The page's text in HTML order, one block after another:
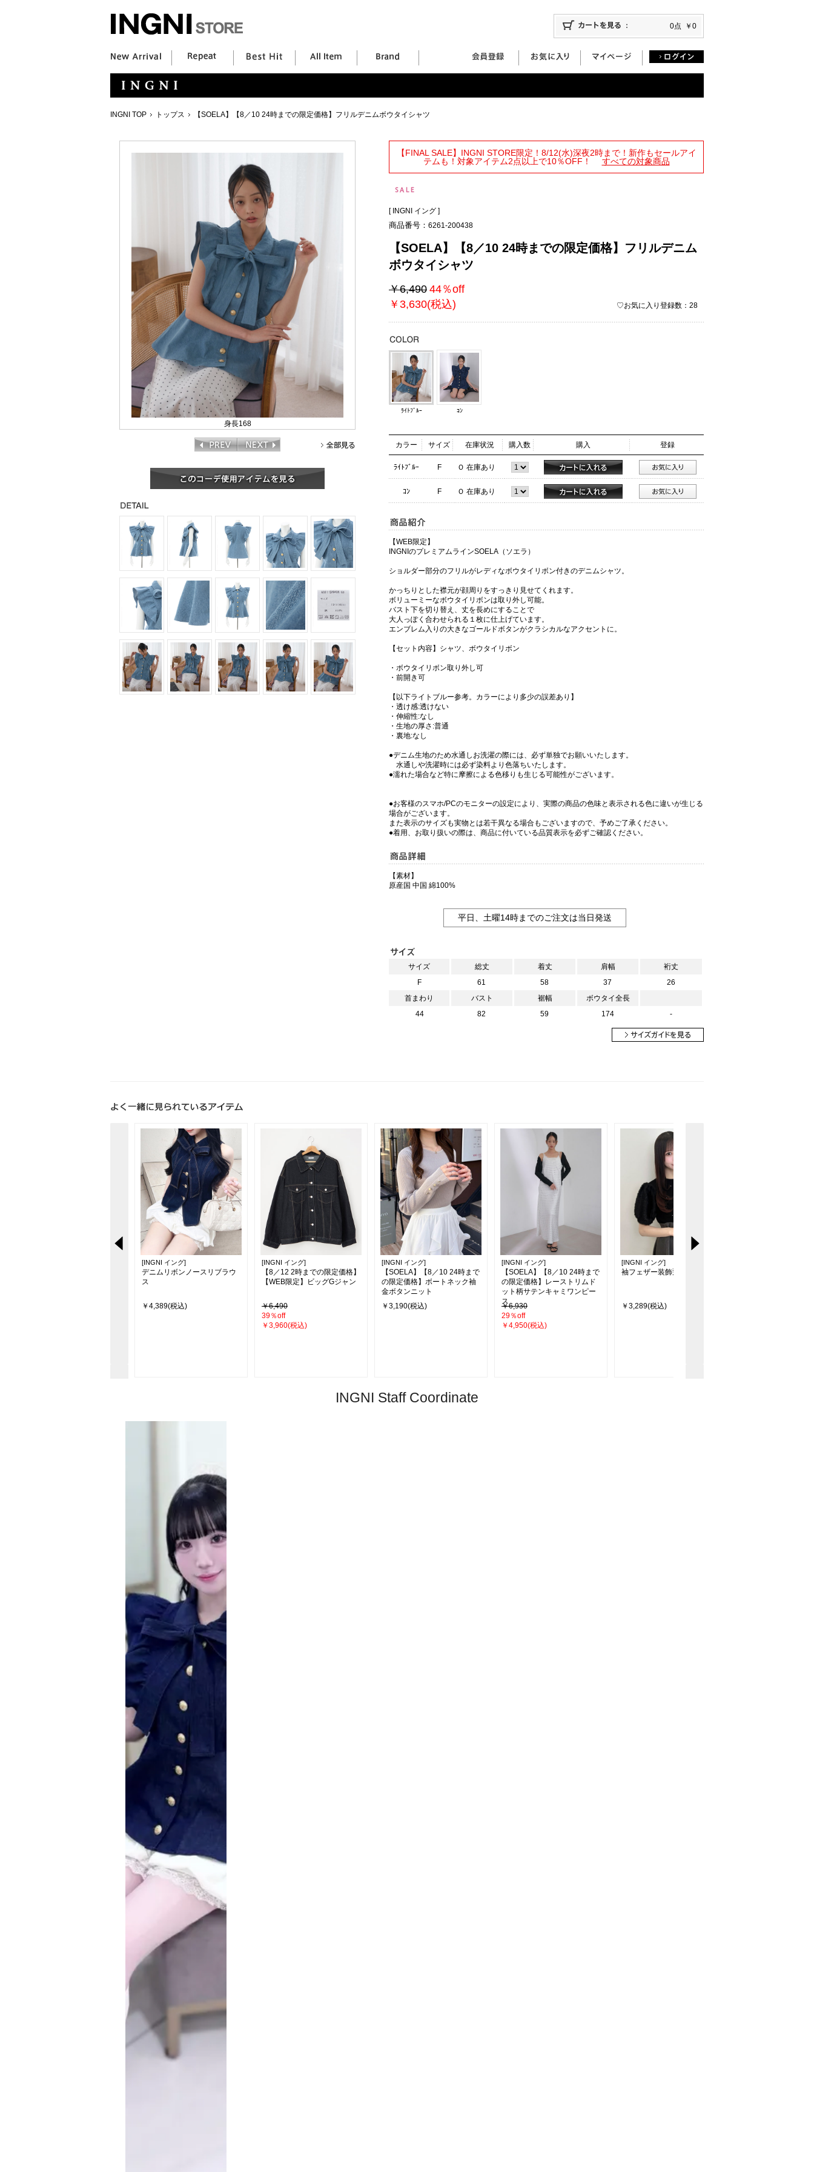
0点 ￥0
INGNI TOP トップス 【SOELA】【8／10 24時までの限定価格】フリルデニムボウタイシャツ
身長168
【FINAL SALE】INGNI STORE限定！8/12(水)深夜2時まで！新作もセールアイ
テムも！対象アイテム2点以上で10％OFF！
すべての対象商品
[ INGNI イング ]
商品番号： 6261-200438
【SOELA】【8／10 24時までの限定価格】フリルデニム
ボウタイシャツ
￥6,490 44％off
￥3,630(税込)
♡お気に入り登録数：28
ﾗｲﾄﾌﾞﾙｰ ｺﾝ
カラー サイズ 在庫状況 購入数 購入 登録
ﾗｲﾄﾌﾞﾙｰ F Ｏ 在庫あり
ｺﾝ F Ｏ 在庫あり
【WEB限定】
INGNIのプレミアムラインSOELA（ソエラ）
ショルダー部分のフリルがレディなボウタイリボン付きのデニムシャツ。
かっちりとした襟元が顔周りをすっきり見せてくれます。
ボリューミーなボウタイリボンは取り外し可能。
バスト下を切り替え、丈を長めにすることで
大人っぽく合わせられる１枚に仕上げています。
エンブレム入りの大きなゴールドボタンがクラシカルなアクセントに。
【セット内容】シャツ、ボウタイリボン
・ボウタイリボン取り外し可
・前開き可
【以下ライトブルー参考。カラーにより多少の誤差あり】
・透け感:透けない
・伸縮性:なし
・生地の厚さ:普通
・裏地:なし
●デニム生地のため水通しお洗濯の際には、必ず単独でお願いいたします。
水通しや洗濯時には必ず染料より色落ちいたします。
●濡れた場合など特に摩擦による色移りも生じる可能性がございます。
●お客様のスマホ/PCのモニターの設定により、実際の商品の色味と表示される色に違いが生じる
場合がございます。
また表示のサイズも実物とは若干異なる場合もございますので、予めご了承ください。
●着用、お取り扱いの際は、商品に付いている品質表示を必ずご確認ください。
【素材】
原産国 中国 綿100%
平日、土曜14時までのご注文は当日発送
サイズ 総丈 着丈 肩幅
裄丈
F
61 58 37
26
首まわり
バスト 裾幅
ボウタイ全長
44
82 59 174 -
[INGNI イング]
デニムリボンノースリブラウ
ス
￥4,389(税込)
[INGNI イング]
【8／12 2時までの限定価格】
【WEB限定】ビッグGジャン
￥6,490
39％off
￥3,960(税込)
[INGNI イング]
【SOELA】【8／10 24時まで
の限定価格】ボートネック袖
金ボタンニット
￥3,190(税込)
[INGNI イング]
【SOELA】【8／10 24時まで
の限定価格】レーストリムド
ット柄サテンキャミワンピー
ス
￥6,930
29％off
￥4,950(税込)
[INGNI イング]
袖フェザー装飾飛ばしニット
￥3,289(税込)
INGNI Staff Coordinate